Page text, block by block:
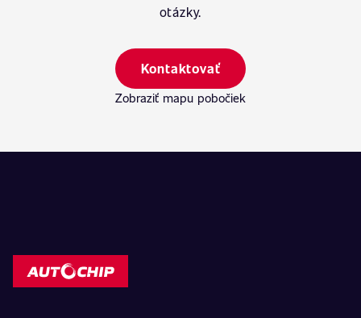
otázky.
Kontaktovať
Zobraziť mapu pobočiek